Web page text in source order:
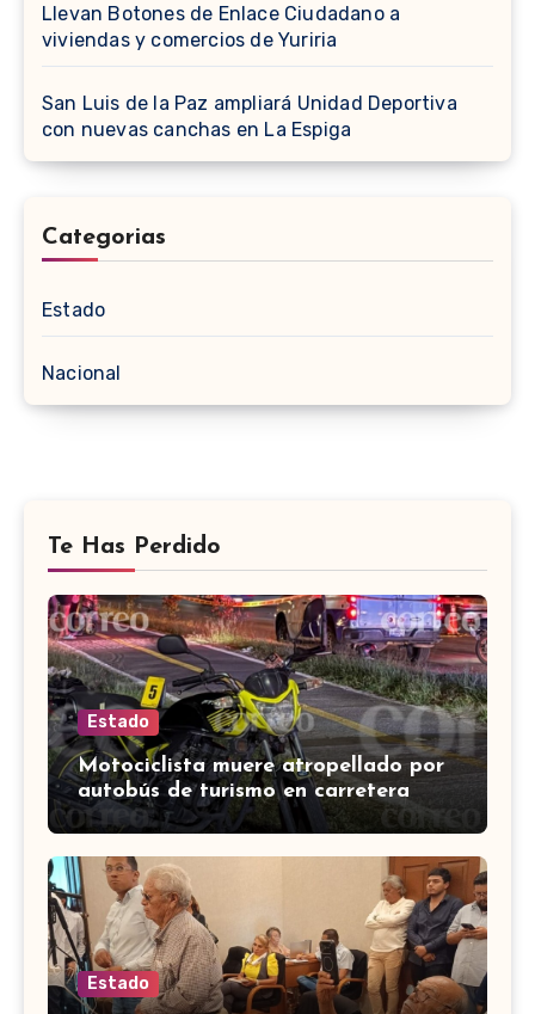
Llevan Botones de Enlace Ciudadano a
viviendas y comercios de Yuriria
San Luis de la Paz ampliará Unidad Deportiva
con nuevas canchas en La Espiga
Categorias
Estado
Nacional
Te Has Perdido
Estado
Motociclista muere atropellado por
autobús de turismo en carretera
León-San Francisco del Rincón
Estado